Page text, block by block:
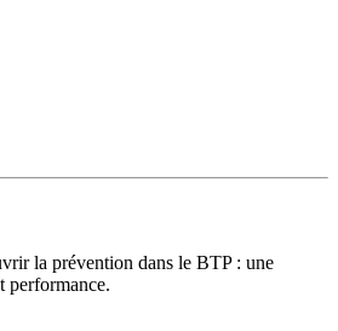
la prévention dans le BTP : une
performance.